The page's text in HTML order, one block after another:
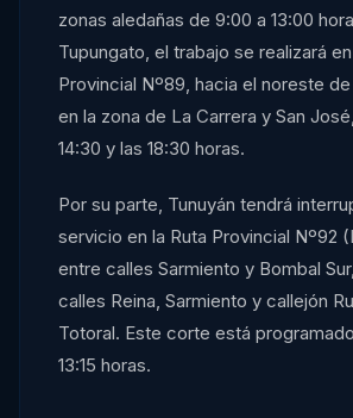
zonas aledañas de 9:00 a 13:00
Tupungato, el trabajo se realizará
Provincial Nº89, hacia el noreste
en la zona de La Carrera y San
14:30 y las 18:30 horas.
Por su parte, Tunuyán tendrá
servicio en la Ruta Provincial Nº92
entre calles Sarmiento y Bombal
calles Reina, Sarmiento y callejón
Totoral. Este corte está
13:15 horas.